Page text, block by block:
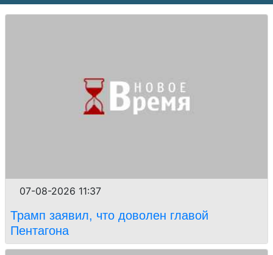
07-08-2026 11:37
Трамп заявил, что доволен главой
Пентагона